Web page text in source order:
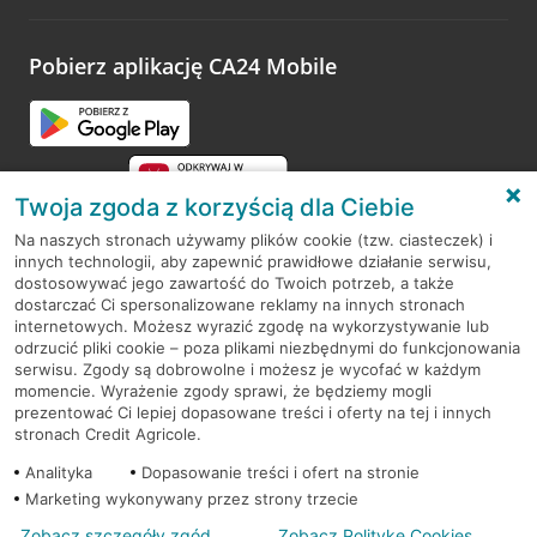
opinie.
Pobierz aplikację CA24 Mobile
RODO
Regulamin serwisu
Mapa serwisu
PolitykaCookies
Twoja zgoda z korzyścią dla Ciebie
Na naszych stronach używamy plików cookie (tzw. ciasteczek) i
innych technologii, aby zapewnić prawidłowe działanie serwisu,
dostosowywać jego zawartość do Twoich potrzeb, a także
dostarczać Ci spersonalizowane reklamy na innych stronach
internetowych. Możesz wyrazić zgodę na wykorzystywanie lub
odrzucić pliki cookie – poza plikami niezbędnymi do funkcjonowania
serwisu. Zgody są dobrowolne i możesz je wycofać w każdym
momencie. Wyrażenie zgody sprawi, że będziemy mogli
prezentować Ci lepiej dopasowane treści i oferty na tej i innych
stronach Credit Agricole.
Analityka
Dopasowanie treści i ofert na stronie
Marketing wykonywany przez strony trzecie